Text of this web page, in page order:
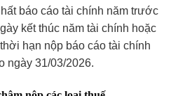
báo cáo tài chính năm trước
kết thúc năm tài chính hoặc
hạn nộp báo cáo tài chính
ngày 31/03/2026.